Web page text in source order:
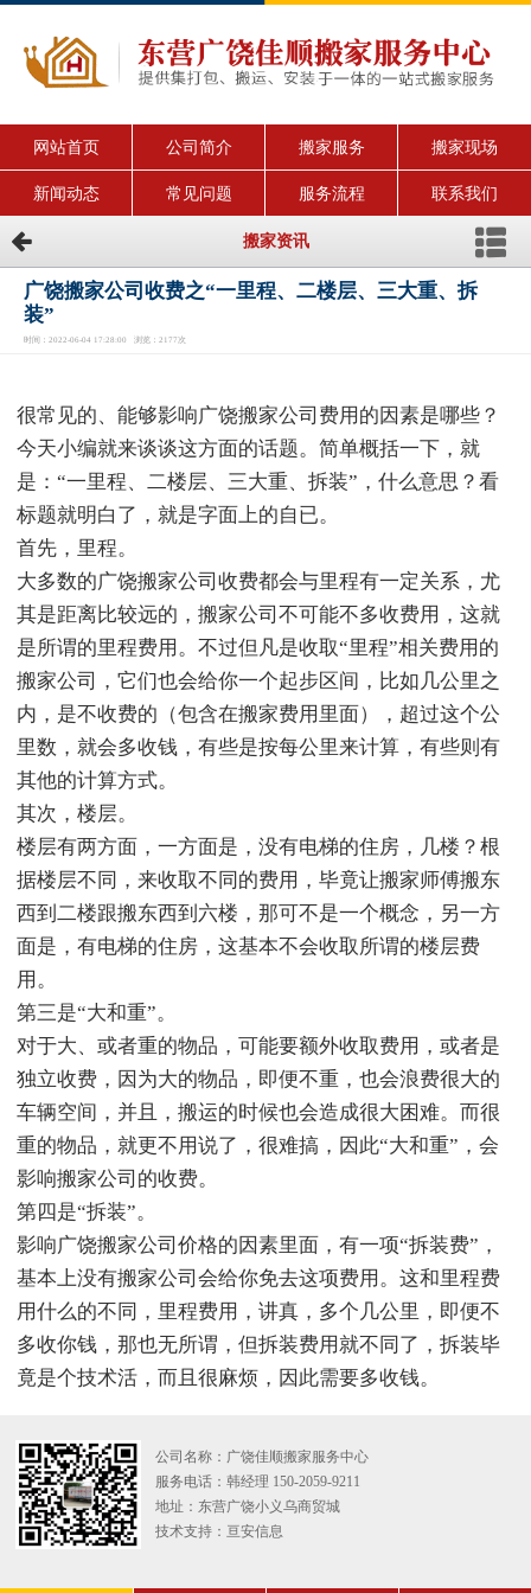
网站首页 公司简介 搬家服务 搬家现场
新闻动态 常见问题 服务流程 联系我们
搬家资讯
广饶搬家公司收费之“一里程、二楼层、三大重、拆
装”
时间：2022-06-04 17:28:00 浏览：2177次
很常见的、能够影响广饶搬家公司费用的因素是哪些？
今天小编就来谈谈这方面的话题。简单概括一下，就
是：“一里程、二楼层、三大重、拆装”，什么意思？看
标题就明白了，就是字面上的自已。
首先，里程。
大多数的广饶搬家公司收费都会与里程有一定关系，尤
其是距离比较远的，搬家公司不可能不多收费用，这就
是所谓的里程费用。不过但凡是收取“里程”相关费用的
搬家公司，它们也会给你一个起步区间，比如几公里之
内，是不收费的（包含在搬家费用里面），超过这个公
里数，就会多收钱，有些是按每公里来计算，有些则有
其他的计算方式。
其次，楼层。
楼层有两方面，一方面是，没有电梯的住房，几楼？根
据楼层不同，来收取不同的费用，毕竟让搬家师傅搬东
西到二楼跟搬东西到六楼，那可不是一个概念，另一方
面是，有电梯的住房，这基本不会收取所谓的楼层费
用。
第三是“大和重”。
对于大、或者重的物品，可能要额外收取费用，或者是
独立收费，因为大的物品，即便不重，也会浪费很大的
车辆空间，并且，搬运的时候也会造成很大困难。而很
重的物品，就更不用说了，很难搞，因此“大和重”，会
影响搬家公司的收费。
第四是“拆装”。
影响广饶搬家公司价格的因素里面，有一项“拆装费”，
基本上没有搬家公司会给你免去这项费用。这和里程费
用什么的不同，里程费用，讲真，多个几公里，即便不
多收你钱，那也无所谓，但拆装费用就不同了，拆装毕
竟是个技术活，而且很麻烦，因此需要多收钱。
公司名称：广饶佳顺搬家服务中心
服务电话：韩经理 150-2059-9211
地址：东营广饶小义乌商贸城
技术支持： 亘安信息